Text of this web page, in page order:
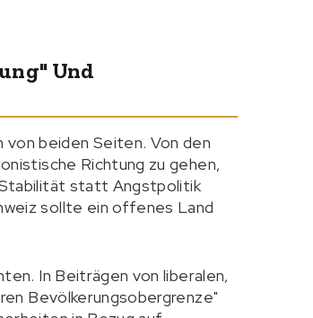
Und
beiden Seiten. Von den
Richtung zu gehen,
Stabilität statt Angstpolitik
sollte ein offenes Land
In Beiträgen von liberalen,
Bevölkerungsobergrenze"